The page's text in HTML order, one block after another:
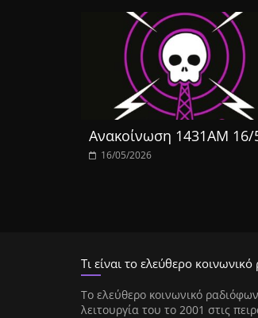
Ανακοίνωση 1431ΑΜ 16/
16/05/2026
Τι είναι το ελεύθερο
Tο ελεύθερο κοινωνικό
λειτουργία του το 2001 στις